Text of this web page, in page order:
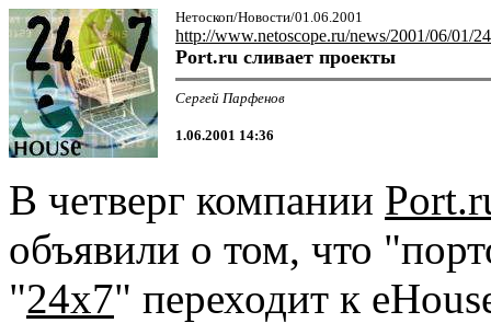
Нетоскоп/Новости/01.06.2001
http://www.netoscope.ru/news/2001/06/01/
Port.ru сливает проекты
Сергей Парфенов
1.06.2001 14:36
В четверг компании
объявили о том, что
"24x7" переходит к